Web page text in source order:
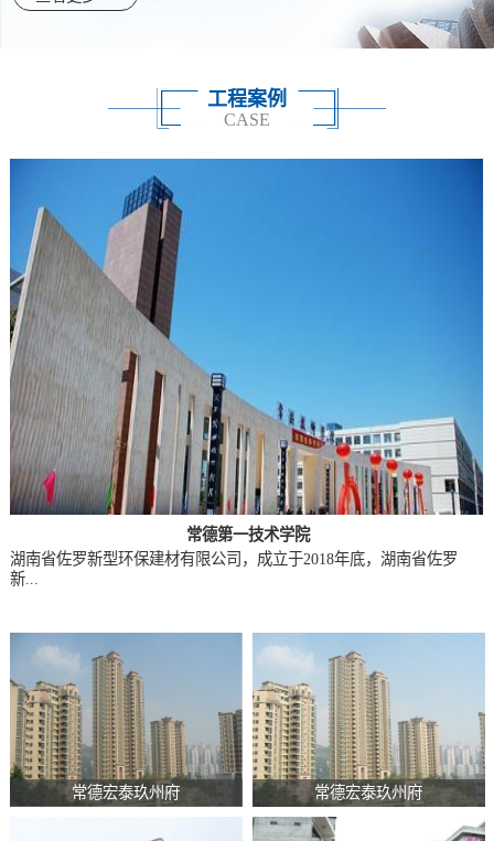
工程案例
CASE
常德宏泰玖州府 常德宏泰玖州府
常德第一技术学院
湖南省佐罗新型环保建材有限公司，成立于2018年底，湖南省佐罗
新...